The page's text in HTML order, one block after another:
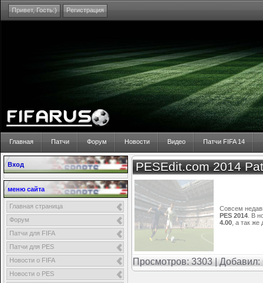
Привет, Гость:) Регистрация
Главная Патчи Форум Новости Видео Патчи FIFA 14
Вход
меню сайта
Главная страница
Форум
Патчи для FIFA
Патчи для PES
Новости о FIFA
Новости о PES
PESEdit.com 2014
Совсем
PES 2014 . В
4.00 , а так
Просмотров: 3303 | Добавил: